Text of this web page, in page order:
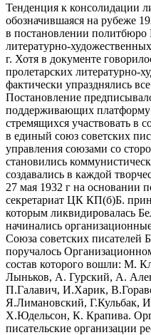
Тенденция к консолидации
обозначившаяся на рубеже
в постановлении
литературно-
г. Хотя в документе
пролетарских литературно-
фактически упразднялись
Постановление
поддерживающих платформу
стремящихся участвовать в
в единый союз советских
управления союзами со
становились
создавались в каждой
27 мая 1932 г на
секретариат ЦК КП(б)Б.
которым ликвидировалась
начинались
Союза советских
поручалось
состав которого вошли: М.
Лыньков, А. Гурский, А.
П.Галавич, И.Харик,
Я.Лимановский, Г.Кульбак,
Х.Юдельсон, К. Крапива.
писательские организации